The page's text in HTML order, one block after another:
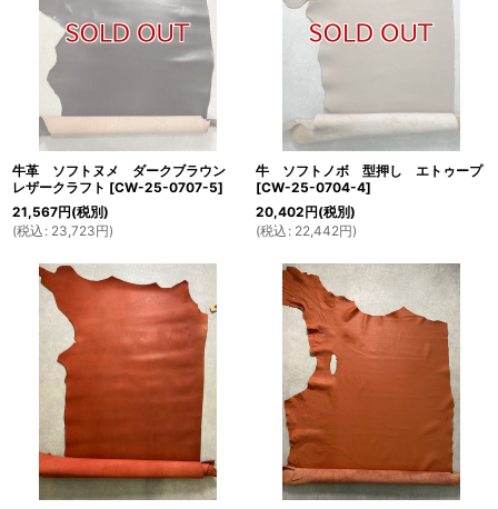
牛革 ソフトヌメ ダークブラウン
レザークラフト [CW-25-0707-5]
21,567円(税別)
(税込 : 23,723円)
牛 ソフトノボ 型押し エトゥープ
[CW-25-0704-4]
20,402円(税別)
(税込 : 22,442円)